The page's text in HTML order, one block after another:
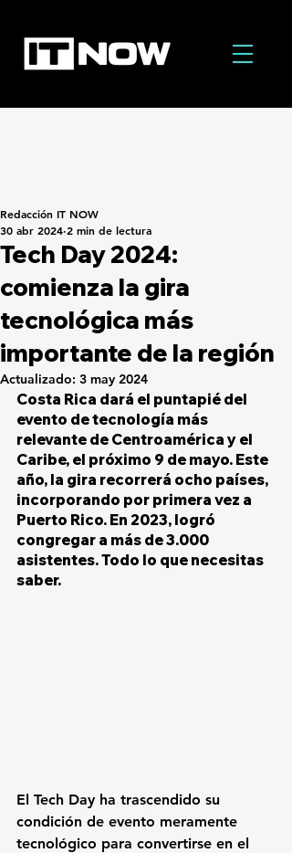
Tech Day 2024:
comienza la gira
tecnológica más
importante de la región
Redacción IT NOW
30 abr 2024 2 min de lectura
Actualizado: 3 may 2024
Costa Rica dará el puntapié del
evento de tecnología más
relevante de Centroamérica y el
Caribe, el próximo 9 de mayo. Este
año, la gira recorrerá ocho países,
incorporando por primera vez a
Puerto Rico. En 2023, logró
congregar a más de 3.000
asistentes. Todo lo que necesitas
saber.
El Tech Day ha trascendido su
condición de evento meramente
tecnológico para convertirse en el